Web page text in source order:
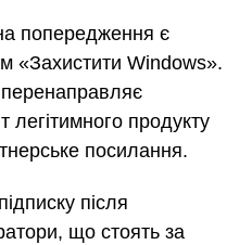
попередження є
«Захистити Windows».
перенаправляє
легітимного продукту
посилання.
після
що стоять за